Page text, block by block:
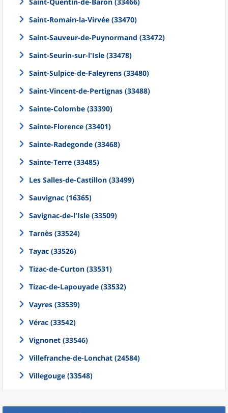
Saint-Romain-la-Virvée (33470)
Saint-Sauveur-de-Puynormand (33472)
Saint-Seurin-sur-l'Isle (33478)
Saint-Sulpice-de-Faleyrens (33480)
Saint-Vincent-de-Pertignas (33488)
Sainte-Colombe (33390)
Sainte-Florence (33401)
Sainte-Radegonde (33468)
Sainte-Terre (33485)
Les Salles-de-Castillon (33499)
Sauvignac (16365)
Savignac-de-l'Isle (33509)
Tarnès (33524)
Tayac (33526)
Tizac-de-Curton (33531)
Tizac-de-Lapouyade (33532)
Vayres (33539)
Vérac (33542)
Vignonet (33546)
Villefranche-de-Lonchat (24584)
Villegouge (33548)